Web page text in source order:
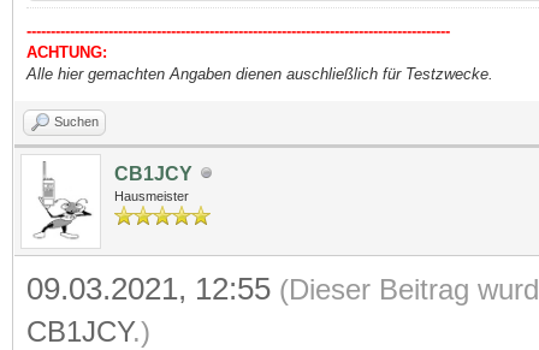
----------------------------------------------------------------------------------------
ACHTUNG:
Alle hier gemachten Angaben dienen auschließlich für Testzwecke.
Suchen
CB1JCY
Hausmeister
09.03.2021, 12:55 (Dieser Beitrag
CB1JCY.)